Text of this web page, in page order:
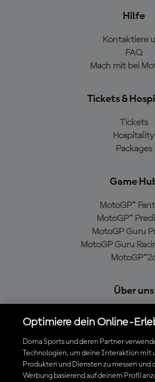
Hilfe
Kontaktiere
FAQ
Mach mit bei
Tickets &
Tickets
Hospitality
Packages
Game
MotoGP™
MotoGP™
MotoGP Guru
MotoGP Guru
Über uns
Cookie-
Optimiere dein Online-
Dorna Sports und deren Partner
Technologien, um deine Interaktion mit
Produkten und Diensten zu messen und
Werbung basierend auf deinem Profil